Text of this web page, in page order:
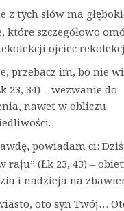
z tych słów ma
które szczegółowo
ojciec
przebacz im, bo nie
23, 34) – wezwanie do
nawet w obliczu
powiadam ci:
raju” (Łk 23, 43) –
i nadzieja na
oto syn Twój…